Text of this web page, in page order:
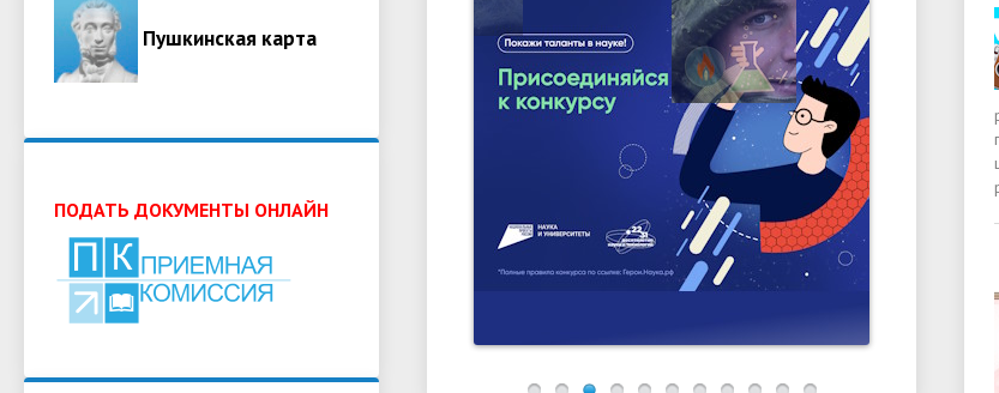
Пушкинская карта
ПОДАТЬ ДОКУМЕНТЫ ОНЛАЙН